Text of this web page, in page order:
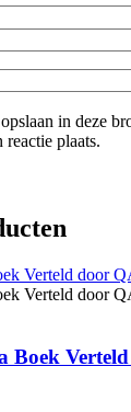
in deze
plaats.
Boek